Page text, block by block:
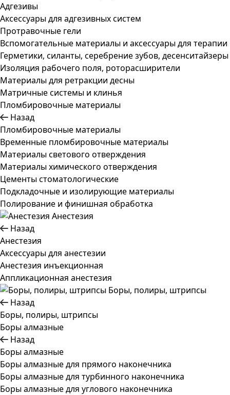
Адгезивы
Аксессуары для адгезивных систем
Протравочные гели
Вспомогательные материалы и аксессуары для терапии
Герметики, силанты, серебрение зубов, десенситайзеры
Изоляция рабочего поля, роторасширители
Материалы для ретракции десны
Матричные системы и клинья
Пломбировочные материалы
Назад
Пломбировочные материалы
Временные пломбировочные материалы
Материалы светового отверждения
Материалы химического отверждения
Цементы стоматологические
Подкладочные и изолирующие материалы
Полирование и финишная обработка
Анестезия
Назад
Анестезия
Аксессуары для анестезии
Анестезия инъекционная
Аппликационная анестезия
Боры, полиры, штрипсы
Назад
Боры, полиры, штрипсы
Боры алмазные
Назад
Боры алмазные
Боры алмазные для прямого наконечника
Боры алмазные для турбинного наконечника
Боры алмазные для углового наконечника